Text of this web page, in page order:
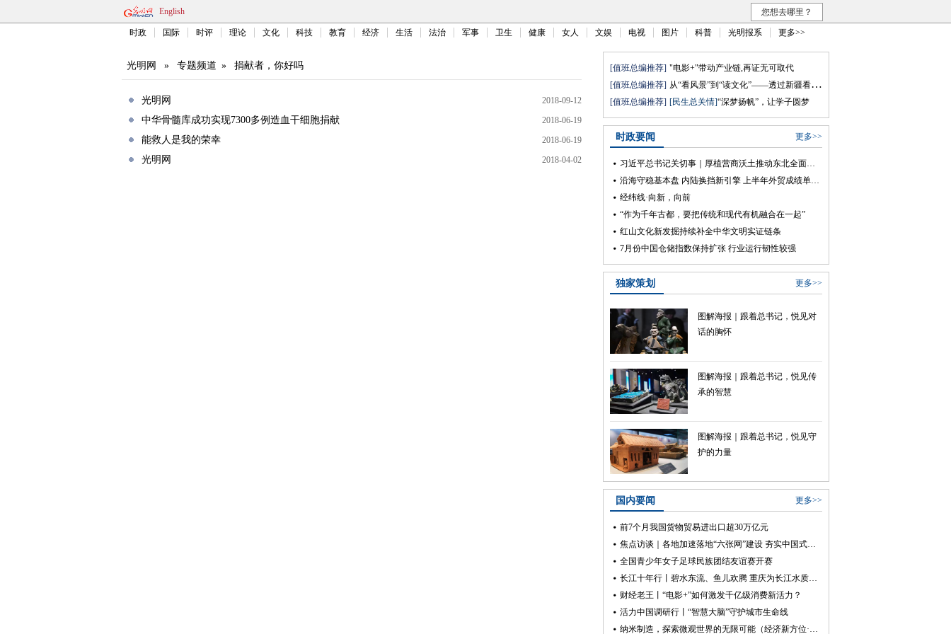
English 您想去哪里？
时政 国际 时评 理论 文化 科技 教育 经济 生活 法治 军事 卫生 健康 女人 文娱 电视 图片 科普 光明报系 更多>>
光明网 » 专题频道 » 捐献者，你好吗
光明网 2018-09-12
中华骨髓库成功实现7300多例造血干细胞捐献 2018-06-19
能救人是我的荣幸 2018-06-19
光明网 2018-04-02